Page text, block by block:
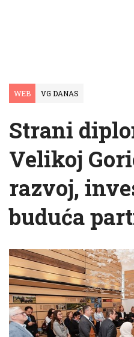
WEB VG DANAS
Strani
Velikoj
razvoj,
buduća